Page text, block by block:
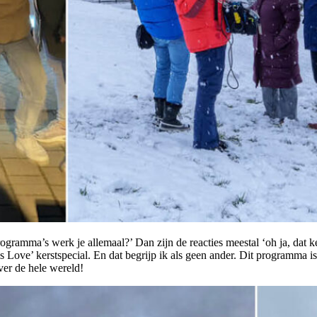
werk je allemaal?’ Dan zijn de reacties meestal ‘oh ja, dat
Love’ kerstspecial. En dat begrijp ik als geen ander. Dit
de hele wereld!